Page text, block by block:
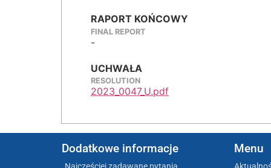
RAPORT KOŃCOWY
FINAL REPORT
-
UCHWAŁA
RESOLUTION
2023_0047_U.pdf
Dodatkowe informacje Menu